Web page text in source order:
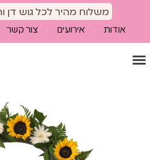
משלוח מהיר לכל גוש דן
אודות אירועים צור קשר